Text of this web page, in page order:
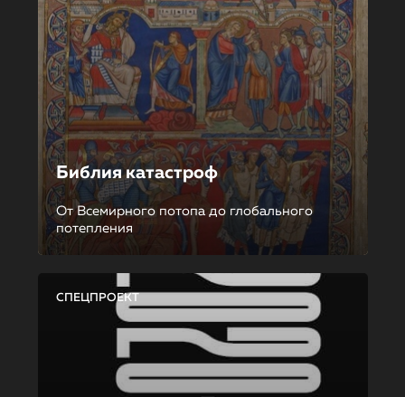
Библия катастроф
От Всемирного потопа до глобального
потепления
СПЕЦПРОЕКТ